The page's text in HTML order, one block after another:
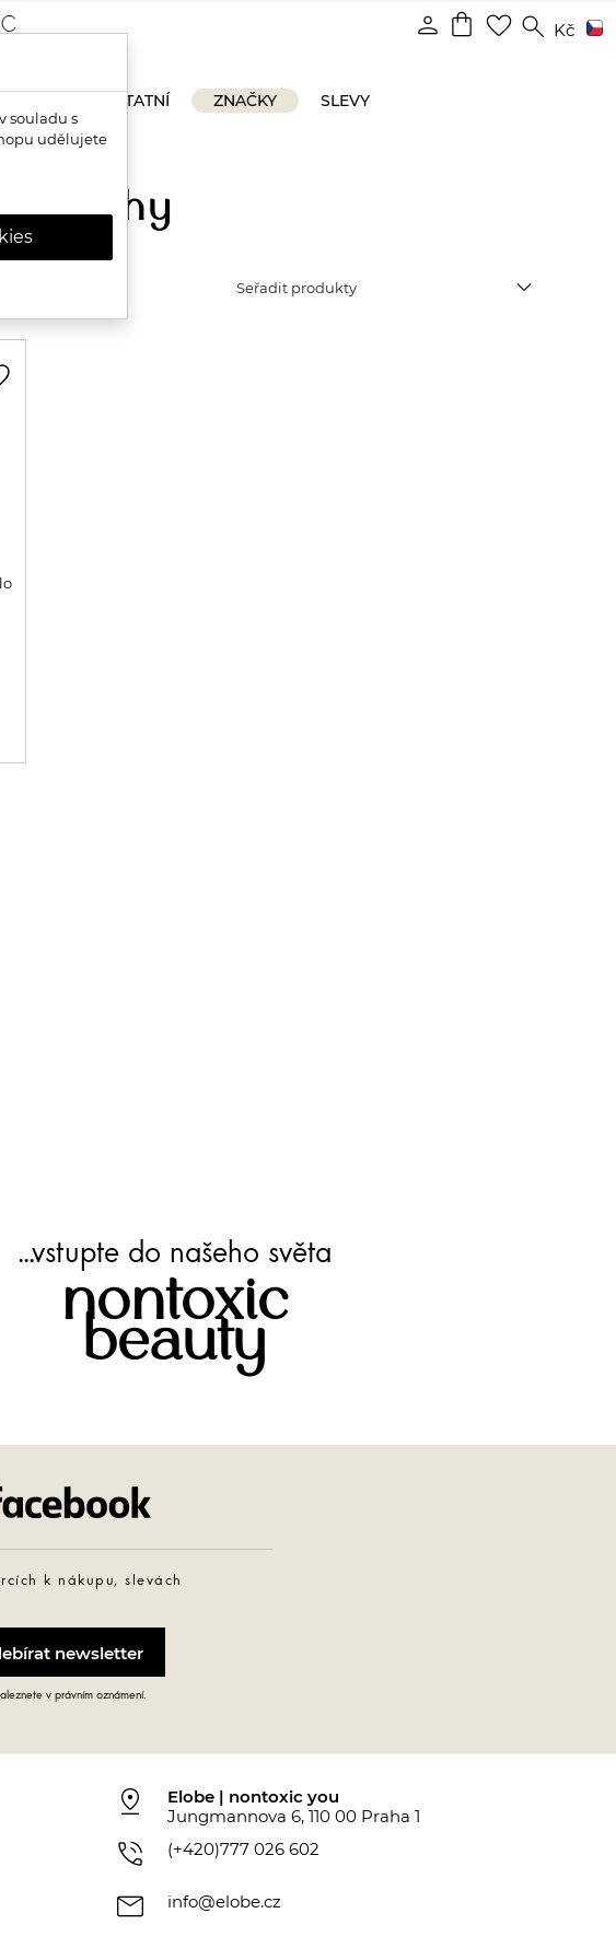
shopping_bag favorite_border search Kč
person
OSTATNÍ ZNAČKY SLEVY
mlhy
Seřadit produkty expand_more
...vstupte do našeho světa
nontoxic
beauty
k nákupu, slevách
v právním oznámení.
pin_drop
Elobe | nontoxic you
Jungmannova 6, 110 00 Praha 1
phone_in_talk (+420)777 026 602
mail info@elobe.cz
souladu s
udělujete